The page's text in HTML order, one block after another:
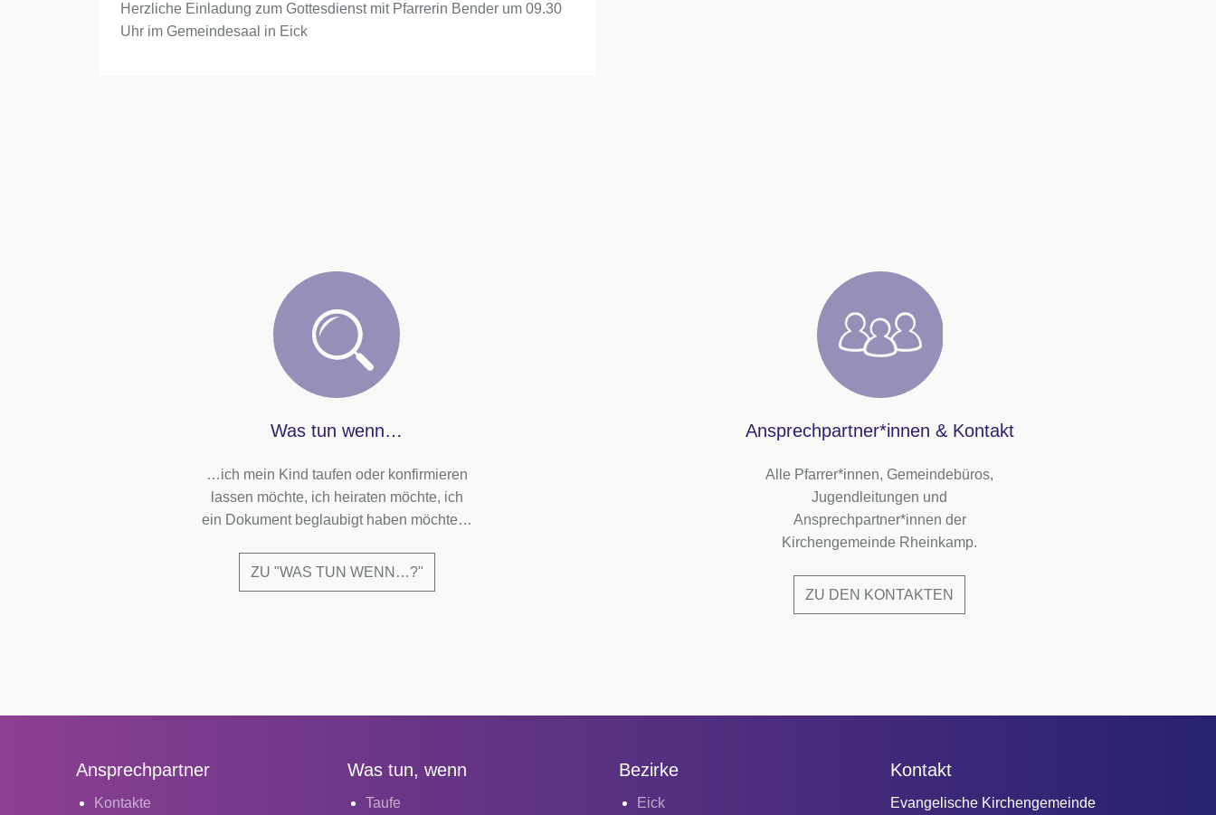
Herzliche Einladung zum Gottesdienst mit Pfarrerin Bender um 09.30
Uhr im Gemeindesaal in Eick
Was tun wenn…
…ich mein Kind taufen oder konfirmieren
lassen möchte, ich heiraten möchte, ich
ein Dokument beglaubigt haben möchte…
ZU "WAS TUN WENN…?"
Ansprechpartner*innen & Kontakt
Alle Pfarrer*innen, Gemeindebüros,
Jugendleitungen und
Ansprechpartner*innen der
Kirchengemeinde Rheinkamp.
ZU DEN KONTAKTEN
Ansprechpartner
Kontakte
Was tun, wenn
Taufe
Bezirke
Eick
Kontakt
Evangelische Kirchengemeinde